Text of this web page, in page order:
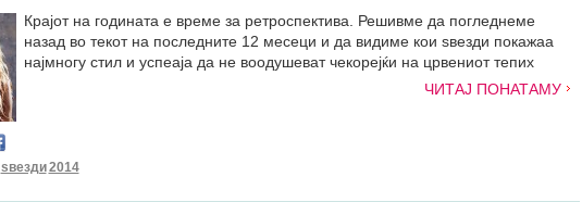
Крајот на годината е време за ретроспектива. Решивме да погледнеме
назад во текот на последните 12 месеци и да видиме кои ѕвезди покажаа
најмногу стил и успеаја да не воодушеват чекорејќи на црвениот тепих
ЧИТАЈ ПОНАТАМУ
ѕвезди2014